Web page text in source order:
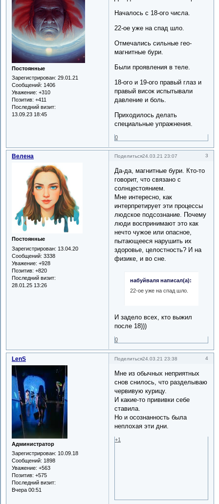
Постоянные
Зарегистрирован: 29.01.21
Сообщений: 1406
Уважение: +310
Позитив: +411
Последний визит:
13.09.23 18:45
Началось с 18-ого числа.
22-ое уже на спад шло.
Отмечались сильные гео-
магнитные бури.
Были проявления в теле.
18-ого и 19-ого правый глаз и
правый висок испытывали
давление и боль.
Приходилось делать
специальные упражнения.
0
Поделиться 3
24.03.21 23:07
Велена
Постоянные
Зарегистрирован: 13.04.20
Сообщений: 3338
Уважение: +928
Позитив: +820
Последний визит:
28.01.25 13:26
Да-да, магнитные бури. Кто-то
говорит, что связано с
солнцестоянием.
Мне интересно, как
интерпретирует эти процессы
людское подсознание. Почему
люди воспринимают это как
нечто чужое или опасное,
пытающееся нарушить их
здоровье, целостность? И на
физике, и во сне.
набуйваля написал(а):
22-ое уже на спад шло.
И задело всех, кто выжил
после 18)))
0
Поделиться 4
24.03.21 23:38
LenS
Администратор
Зарегистрирован: 10.09.18
Сообщений: 1898
Уважение: +563
Позитив: +575
Последний визит:
Вчера 00:51
Мне из обычных неприятных
снов снилось, что разделываю
червивую курицу.
И какие-то прививки себе
ставила.
Но и осознанность была
неплохая эти дни.
+1